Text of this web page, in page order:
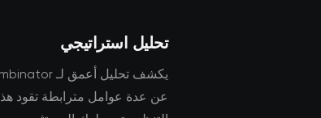
تحليل استراتيجي
عن عدة عوامل مترابطة تقود